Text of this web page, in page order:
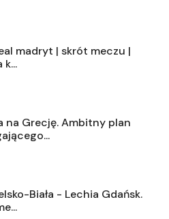
madryt | skrót meczu |
na Grecję. Ambitny plan
Biała - Lechia Gdańsk.